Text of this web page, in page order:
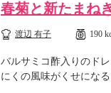
春菊と新たまね
渡辺 有子 190
バルサミコ酢入りのド
にくの風味がくせにな